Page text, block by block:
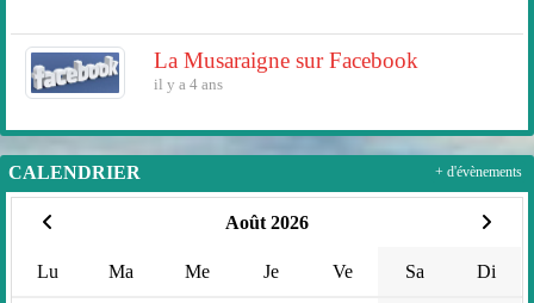
La Musaraigne sur Facebook
il y a 4 ans
CALENDRIER
Août 2026
Lu Ma Me Je Ve Sa Di
+ d'évènements